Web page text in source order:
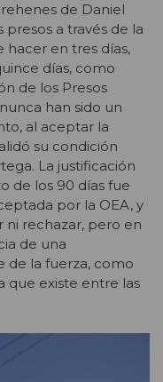
de Daniel
a través de la
hacer en tres días,
días, como
de los Presos
han sido un
al aceptar la
su condición
La justificación
de los 90 días fue
por la OEA, y
ni rechazar, pero en
de una
de la fuerza, como
que existe entre las